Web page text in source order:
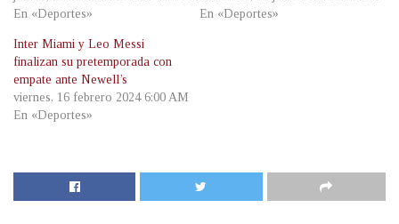
En «Deportes»
En «Deportes»
Inter Miami y Leo Messi
finalizan su pretemporada con
empate ante Newell’s
viernes, 16 febrero 2024 6:00 AM
En «Deportes»